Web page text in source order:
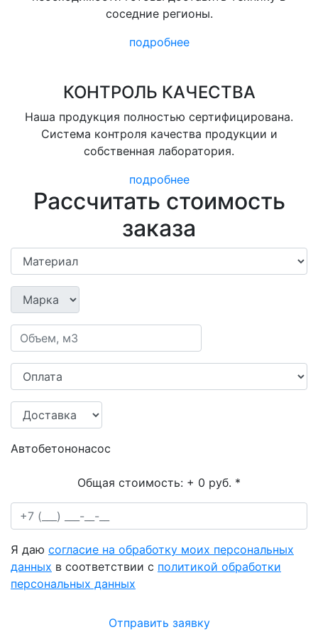
соседние регионы.
подробнее
КОНТРОЛЬ КАЧЕСТВА
Наша продукция полностью сертифицирована.
Система контроля качества продукции и
собственная лаборатория.
подробнее
Рассчитать стоимость
заказа
Автобетононасос
Общая стоимость: + 0 руб. *
Я даю согласие на обработку моих персональных
данных в соответствии с политикой обработки
персональных данных
Отправить заявку